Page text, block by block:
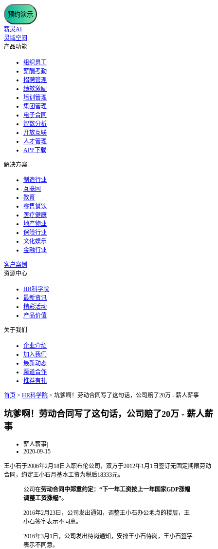
预约演示
薪灵AI
灵域空间
产品功能
组织员工
薪酬考勤
招聘管理
绩效激励
培训管理
集团管理
电子合同
智数分析
开放互联
人才管理
APP下载
解决方案
制造行业
互联网
教育
零售餐饮
医疗健康
地产物业
保险行业
文化娱乐
金融行业
客户案例
资源中心
HR科学院
最新资讯
精彩活动
产品价值
关于我们
企业介绍
加入我们
最新动态
渠道合作
推荐有礼
首页 > HR科学院 > 坑爹啊！劳动合同写了这句话，公司赔了20万 - 薪人薪事
坑爹啊！劳动合同写了这句话，公司赔了20万 - 薪人薪
事
薪人薪事|
2020-09-15
王小石于2006年2月18日入职布伦公司，双方于2012年1月1日签订无固定期限劳动
合同，约定王小石月基本工资为税后18333元。
公司在劳动合同中郑重约定：“下一年工资按上一年国家GDP涨幅
调整工资涨幅”。
2016年2月23日，公司发出通知，调整王小石办公地点的楼层，王
小石签字表示不同意。
2016年3月1日，公司发出待岗通知，安排王小石待岗，王小石签字
表示不同意。